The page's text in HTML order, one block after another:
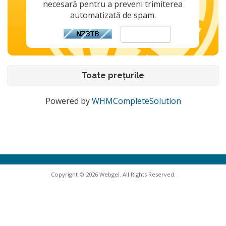
necesară pentru a preveni trimiterea
automatizată de spam.
Toate prețurile
Powered byWHMCompleteSolution
Copyright © 2026 Webgel. All Rights Reserved.